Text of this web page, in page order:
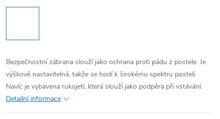
Bezpečnostní zábrana slouží jako ochrana proti pádu z postele. Je
výškově nastavitelná, takže se hodí k širokému spektru postelí.
Navíc je vybavena rukojetí, která slouží jako podpěra při vstávání.
Detailní informace